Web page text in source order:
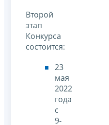
Второй
этап
Конкурса
состоится:
23
мая
2022
года
с
9-